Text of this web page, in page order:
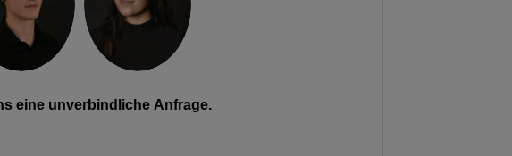
eine unverbindliche Anfrage.